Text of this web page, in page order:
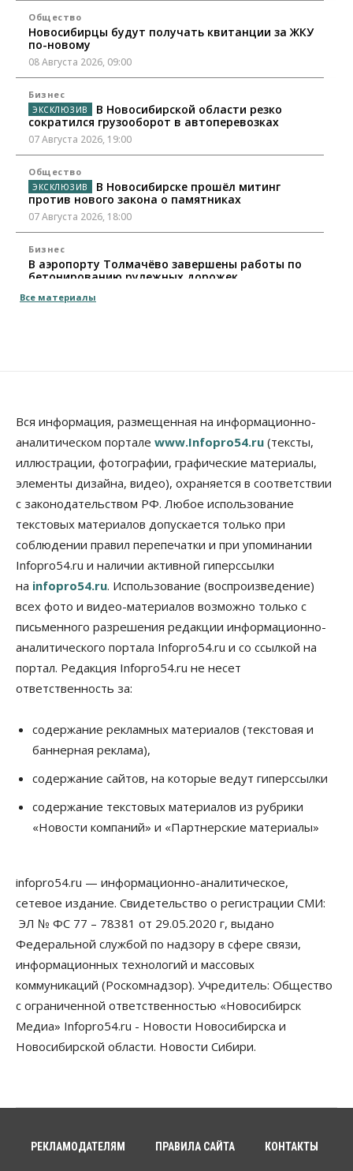
Общество
Новосибирцы будут получать квитанции за ЖКУ
по-новому
08 Августа 2026, 09:00
Бизнес
В Новосибирской области резко
сократился грузооборот в автоперевозках
07 Августа 2026, 19:00
Общество
В Новосибирске прошёл митинг
против нового закона о памятниках
07 Августа 2026, 18:00
Бизнес
В аэропорту Толмачёво завершены работы по
бетонированию рулежных дорожек
07 Августа 2026, 17:00
Роспотребнадзор изъял почти полторы тонны
мяса в Новосибирской области
07 Августа 2026, 15:00
Финансы
Расходы новосибирцев на спорт выросли на 40%
за полгода
07 Августа 2026, 14:35
Сибирские аграрии увеличивают посевы горчицы
07 Августа 2026, 14:00
Власть
В Новосибирске многодетным семьям вручили
сертификаты на покупку автомобилей
07 Августа 2026, 13:55
Авто Общество
07 Августа 2026, 13:00
Школы, библиотеки, пешеходные тротуары:
социальных объектах
07 Августа 2026, 12:35
на выходных
07 Августа 2026, 12:00
Жители Новосибирска смогут добровольно
повысить свою пенсию
07 Августа 2026, 11:30
Общество
Деньгами будут распоряжаться дети: в десяти
школах Новосибирской области введут
инициативное бюджетирование
07 Августа 2026, 10:15
Все материалы
Вся информация, размещенная на информационно-
аналитическом портале www.Infopro54.ru (тексты,
иллюстрации, фотографии, графические материалы,
элементы дизайна, видео), охраняется в соответствии
с законодательством РФ. Любое использование
текстовых материалов допускается только при
соблюдении правил перепечатки и при упоминании
Infopro54.ru и наличии активной гиперссылки
на infopro54.ru. Использование (воспроизведение)
всех фото и видео-материалов возможно только с
письменного разрешения редакции информационно-
аналитического портала Infopro54.ru и со ссылкой на
портал. Редакция Infopro54.ru не несет
ответственность за:
содержание рекламных материалов (текстовая и
баннерная реклама),
содержание сайтов, на которые ведут гиперссылки
содержание текстовых материалов из рубрики
«Новости компаний» и «Партнерские материалы»
infopro54.ru — информационно-аналитическое,
сетевое издание. Свидетельство о регистрации СМИ:
ЭЛ № ФС 77 – 78381 от 29.05.2020 г, выдано
Федеральной службой по надзору в сфере связи,
информационных технологий и массовых
коммуникаций (Роскомнадзор). Учредитель: Общество
с ограниченной ответственностью «Новосибирск
Медиа» Infopro54.ru - Новости Новосибирска и
Новосибирской области. Новости Сибири.
РЕКЛАМОДАТЕЛЯМ ПРАВИЛА САЙТА КОНТАКТЫ